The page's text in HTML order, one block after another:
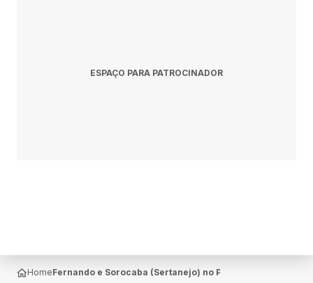
ESPAÇO PARA PATROCINADOR
HomeFernando e Sorocaba (Sertanejo) no Parque de